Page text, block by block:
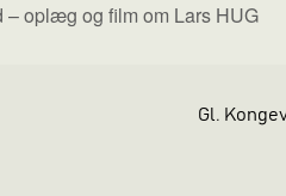
– oplæg og film om Lars HUG
Gl.